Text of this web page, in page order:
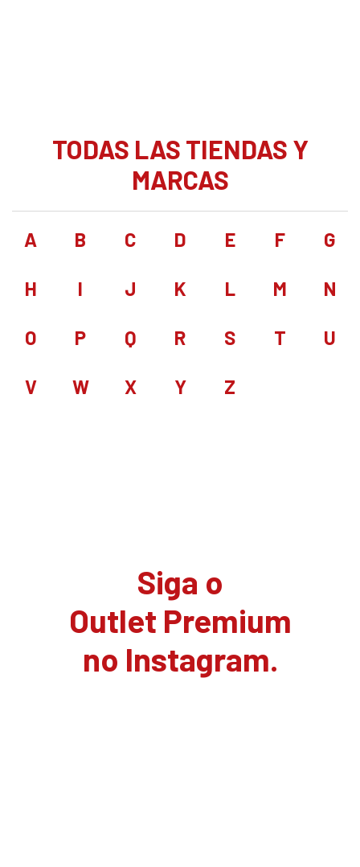
TODAS LAS TIENDAS Y
MARCAS
A B C D E F G
H I J K L M N
O P Q R S T U
V W X Y Z
Siga o
Outlet Premium
no Instagram.